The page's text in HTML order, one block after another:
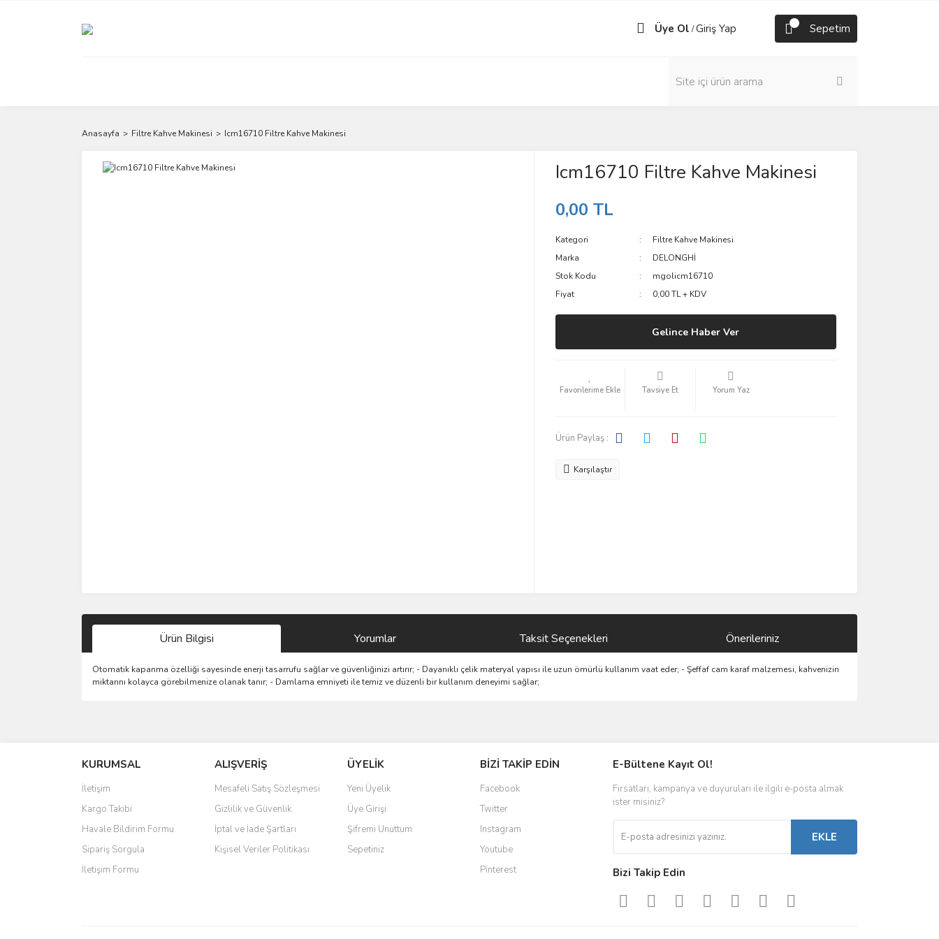
Üye Ol /Giriş Yap Sepetim
Anasayfa Filtre Kahve Makinesi Icm16710 Filtre Kahve Makinesi
Icm16710 Filtre Kahve Makinesi
0,00 TL
Kategori
Filtre Kahve Makinesi
Marka
DELONGHİ
Stok Kodu
mgolicm16710
Fiyat
0,00 TL + KDV
Gelince Haber Ver
Tavsiye Et Yorum Yaz
Ürün Paylaş :
Karşılaştır
Ürün Bilgisi Yorumlar Taksit Seçenekleri Önerileriniz
Otomatik kapanma özelliği sayesinde enerji tasarrufu sağlar ve güvenliğinizi artırır; - Dayanıklı çelik materyal yapısı ile uzun ömürlü kullanım vaat eder; - Şeffaf cam karaf malzemesi, kahvenizin
miktarını kolayca görebilmenize olanak tanır; - Damlama emniyeti ile temiz ve düzenli bir kullanım deneyimi sağlar;
Ürün resmi kalitesiz, bozuk veya görüntülenemiyor.
Ürün açıklamasında eksik bilgiler bulunuyor.
Ürün bilgilerinde hatalar bulunuyor.
Ürün fiyatı diğer sitelerden daha pahalı.
Bu ürüne benzer farklı alternatifler olmalı.
KURUMSAL
İletişim
Kargo Takibi
Havale Bildirim Formu
Sipariş Sorgula
İletişim Formu
ALIŞVERİŞ
Mesafeli Satış Sözleşmesi
Gizlilik ve Güvenlik
İptal ve İade Şartları
Kişisel Veriler Politikası
ÜYELİK
Yeni Üyelik
Üye Girişi
Şifremi Unuttum
Sepetiniz
BİZİ TAKİP EDİN
Facebook
Twitter
Instagram
Youtube
Pinterest
E-Bültene Kayıt Ol!
Fırsatları, kampanya ve duyuruları ile ilgili e-posta almak
ister misiniz?
EKLE
Bizi Takip Edin